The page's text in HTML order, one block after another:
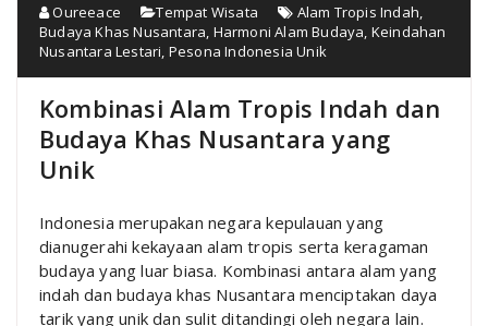
Oureeace Tempat Wisata Alam Tropis Indah
Budaya Khas Nusantara Harmoni Alam Budaya Keindahan
Nusantara Lestari Pesona Indonesia Unik
Kombinasi Alam Tropis Indah dan
Budaya Khas Nusantara yang
Unik
Indonesia merupakan negara kepulauan yang
dianugerahi kekayaan alam tropis serta keragaman
budaya yang luar biasa. Kombinasi antara alam yang
indah dan budaya khas Nusantara menciptakan daya
tarik yang unik dan sulit ditandingi oleh negara lain.